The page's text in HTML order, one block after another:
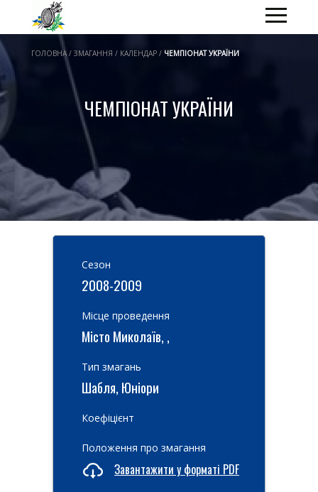
ГОЛОВНА / ЗМАГАННЯ / КАЛЕНДАР / ЧЕМПІОНАТ УКРАЇНИ
ЧЕМПІОНАТ УКРАЇНИ
Cезон
2008-2009
Місце проведення
Місто Миколаїв, ,
Тип змагань
Шабля, Юніори
Коефіцієнт
Положення про змагання
Завантажити у форматі PDF